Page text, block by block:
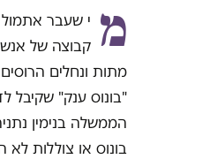
מ קבוצה של
מתות ונחלים
"בונוס ענק" שקיבל
הממשלה בנימין
בונוס או צוללות